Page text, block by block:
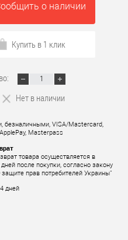
о наличии
Купить в 1 клик
Нет в наличии
безналичными, VISA/Mastercard,
Masterpass
товара осуществляется в
после покупки, согласно закону
прав потребителей Украины"
дней